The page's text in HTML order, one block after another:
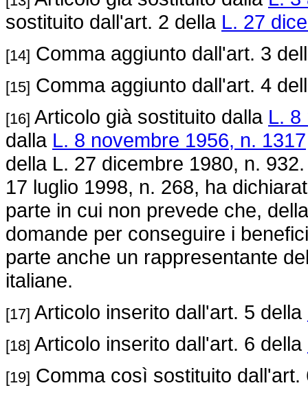
sostituito dall'art. 2 della L. 27
[14] Comma aggiunto dall'art. 3
[15] Comma aggiunto dall'art. 4
[16] Articolo già sostituito dalla L. 8
dalla L. 8 novembre 1956, n. 1317
della L. 27 dicembre 1980, n.
17 luglio 1998, n. 268, ha
parte in cui non prevede che,
domande per conseguire i
parte anche un rappresentante
italiane.
[17] Articolo inserito dall'art. 5 della
[18] Articolo inserito dall'art. 6 della
[19] Comma così sostituito